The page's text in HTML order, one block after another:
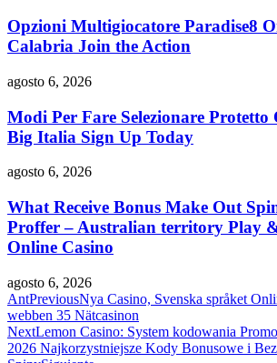
Opzioni Multigiocatore Paradise8
Calabria Join the Action
agosto 6, 2026
Modi Per Fare Selezionare Protetto
Big Italia Sign Up Today
agosto 6, 2026
What Receive Bonus Make Out
Proffer – Australian territory Play
Online Casino
agosto 6, 2026
AntPreviousNya Casino, Svenska språket
webben 35 Nätcasinon
NextLemon Casino: System kodowania
2026 Najkorzystniejsze Kody Bonusowe i